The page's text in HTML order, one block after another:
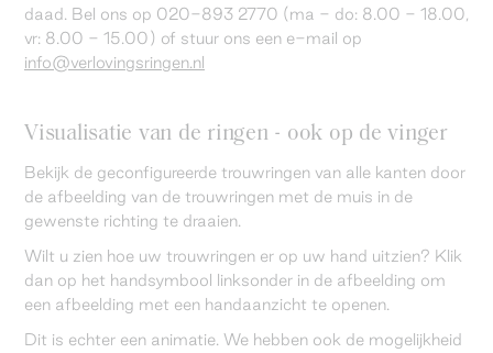
daad. Bel ons op 020-893 2770 (ma - do: 8.00 - 18.00,
vr: 8.00 - 15.00) of stuur ons een e-mail op
info@verlovingsringen.nl
Visualisatie van de ringen - ook op de vinger
Bekijk de geconfigureerde trouwringen van alle kanten door
de afbeelding van de trouwringen met de muis in de
gewenste richting te draaien.
Wilt u zien hoe uw trouwringen er op uw hand uitzien? Klik
dan op het handsymbool linksonder in de afbeelding om
een afbeelding met een handaanzicht te openen.
Dit is echter een animatie. We hebben ook de mogelijkheid